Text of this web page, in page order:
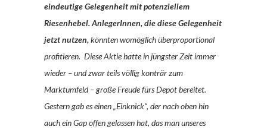
eindeutige Gelegenheit mit potenziellem
Riesenhebel. AnlegerInnen, die diese Gelegenheit
jetzt nutzen,könnten womöglich überproportional
profitieren. Diese Aktie hatte in jüngster Zeit immer
wieder – und zwar teils völlig konträr zum
Marktumfeld – große Freude fürs Depot bereitet.
Gestern gab es einen „Einknick“, der nach oben hin
auch ein Gap offen gelassen hat, das man unseres